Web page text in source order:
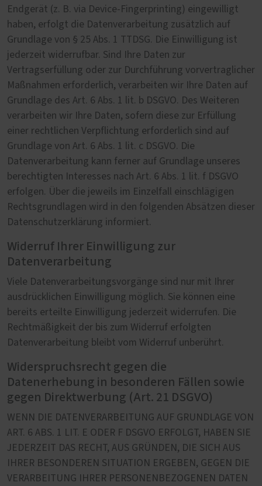
Endgerät (z. B. via Device-Fingerprinting) eingewilligt
haben, erfolgt die Datenverarbeitung zusätzlich auf
Grundlage von § 25 Abs. 1 TTDSG. Die Einwilligung ist
jederzeit widerrufbar. Sind Ihre Daten zur
Vertragserfüllung oder zur Durchführung vorvertraglicher
Maßnahmen erforderlich, verarbeiten wir Ihre Daten auf
Grundlage des Art. 6 Abs. 1 lit. b DSGVO. Des Weiteren
verarbeiten wir Ihre Daten, sofern diese zur Erfüllung
einer rechtlichen Verpflichtung erforderlich sind auf
Grundlage von Art. 6 Abs. 1 lit. c DSGVO. Die
Datenverarbeitung kann ferner auf Grundlage unseres
berechtigten Interesses nach Art. 6 Abs. 1 lit. f DSGVO
erfolgen. Über die jeweils im Einzelfall einschlägigen
Rechtsgrundlagen wird in den folgenden Absätzen dieser
Datenschutzerklärung informiert.
Widerruf Ihrer Einwilligung zur
Datenverarbeitung
Viele Datenverarbeitungsvorgänge sind nur mit Ihrer
ausdrücklichen Einwilligung möglich. Sie können eine
bereits erteilte Einwilligung jederzeit widerrufen. Die
Rechtmäßigkeit der bis zum Widerruf erfolgten
Datenverarbeitung bleibt vom Widerruf unberührt.
Widerspruchsrecht gegen die
Datenerhebung in besonderen Fällen sowie
gegen Direktwerbung (Art. 21 DSGVO)
WENN DIE DATENVERARBEITUNG AUF GRUNDLAGE VON
ART. 6 ABS. 1 LIT. E ODER F DSGVO ERFOLGT, HABEN SIE
JEDERZEIT DAS RECHT, AUS GRÜNDEN, DIE SICH AUS
IHRER BESONDEREN SITUATION ERGEBEN, GEGEN DIE
VERARBEITUNG IHRER PERSONENBEZOGENEN DATEN